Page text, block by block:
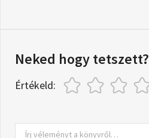
Neked hogy tetszett?
Értékeld: